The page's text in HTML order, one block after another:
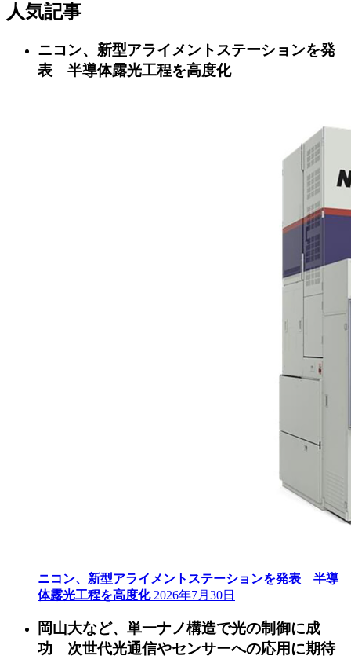
人気記事
ニコン、新型アライメントステーションを発
表 半導体露光工程を高度化
ニコン、新型アライメントステーションを発表 半導
体露光工程を高度化 2026年7月30日
岡山大など、単一ナノ構造で光の制御に成
功 次世代光通信やセンサーへの応用に期待